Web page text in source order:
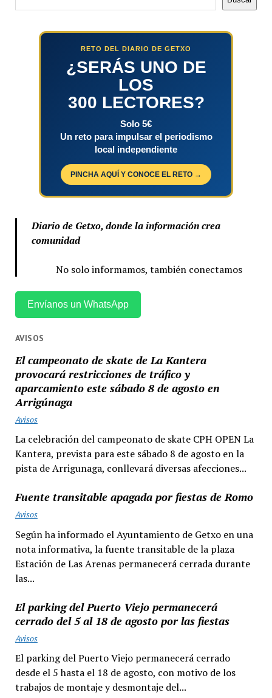
RETO DEL DIARIO DE GETXO
¿SERÁS UNO DE
LOS
300 LECTORES?
Solo 5€
Un reto para impulsar el periodismo
local independiente
PINCHA AQUÍ Y CONOCE EL RETO →
Diario de Getxo, donde la información crea
comunidad
No solo informamos, también conectamos
Envíanos un WhatsApp
AVISOS
El campeonato de skate de La Kantera
provocará restricciones de tráfico y
aparcamiento este sábado 8 de agosto en
Arrigúnaga
Avisos
La celebración del campeonato de skate CPH OPEN La
Kantera, prevista para este sábado 8 de agosto en la
pista de Arrigunaga, conllevará diversas afecciones...
Fuente transitable apagada por fiestas de Romo
Avisos
Según ha informado el Ayuntamiento de Getxo en una
nota informativa, la fuente transitable de la plaza
Estación de Las Arenas permanecerá cerrada durante
las...
El parking del Puerto Viejo permanecerá
cerrado del 5 al 18 de agosto por las fiestas
Avisos
El parking del Puerto Viejo permanecerá cerrado
desde el 5 hasta el 18 de agosto, con motivo de los
trabajos de montaje y desmontaje del...